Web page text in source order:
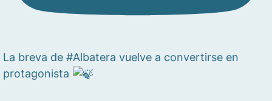
La breva de #Albatera vuelve a convertirse en
protagonista